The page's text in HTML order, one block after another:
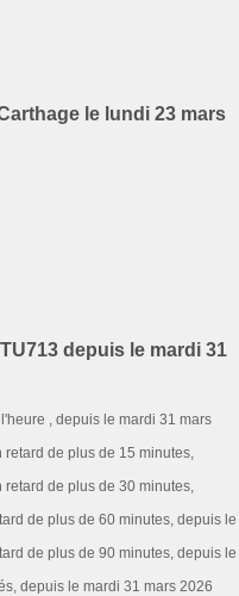
le lundi 23 mars
depuis le mardi 31
, depuis le mardi 31 mars
de plus de 15 minutes,
de plus de 30 minutes,
de plus de 60 minutes, depuis le
de plus de 90 minutes, depuis le
depuis le mardi 31 mars 2026